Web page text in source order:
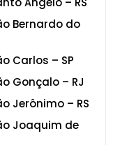
Bernardo do
Carlos – SP
Gonçalo – RJ
Jerônimo – RS
Joaquim de